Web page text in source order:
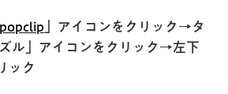
popclip 」アイコンをクリック→タ
ル」アイコンをクリック→左下
ック